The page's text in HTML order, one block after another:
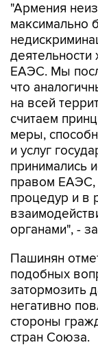
"Армения
максимально
деятельности
ЕАЭС. Мы
что
на всей
считаем
меры,
и услуг
принимались
правом ЕАЭС,
процедур и в
органами", -
Пашинян
подобных
затормозить
негативно
стороны
стран Союза.